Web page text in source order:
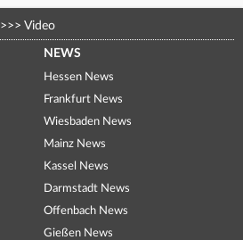
>>> Video
NEWS
Hessen News
Frankfurt News
Wiesbaden News
Mainz News
Kassel News
Darmstadt News
Offenbach News
Gießen News